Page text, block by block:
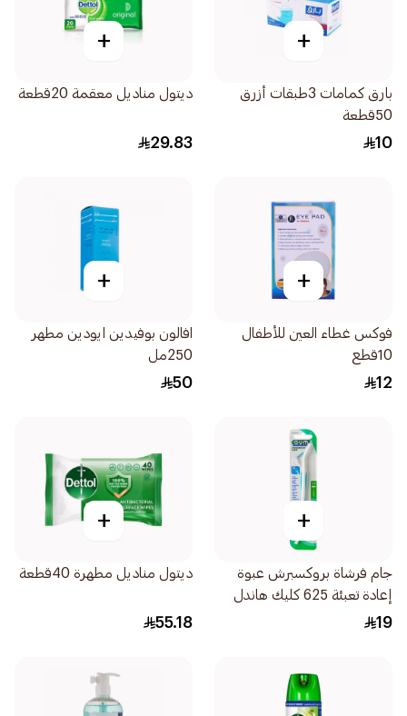
+
بارق كمامات 3طبقات أزرق
50قطعة
10
+
ديتول مناديل معقمة 20قطعة
29.83
+
فوكس غطاء العين للأطفال
10قطع
12
+
افالون بوفيدين ايودين مطهر
250مل
50
+
جام فرشاة بروكسبرش عبوة
إعادة تعبئة 625 كليك هاندل
بلس 1قطعة
19
+
ديتول مناديل مطهرة 40قطعة
55.18